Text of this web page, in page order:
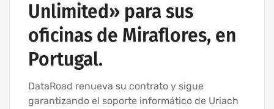
Unlimited» para sus
oficinas de Miraflores, en
Portugal.
DataRoad renueva su contrato y sigue
garantizando el soporte informático de Uriach